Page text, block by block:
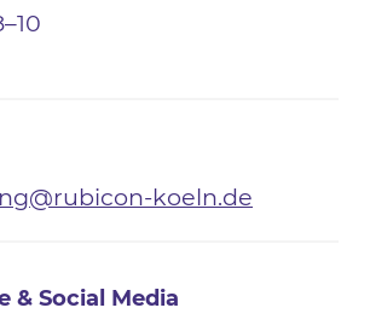
koeln.de
& Social Media